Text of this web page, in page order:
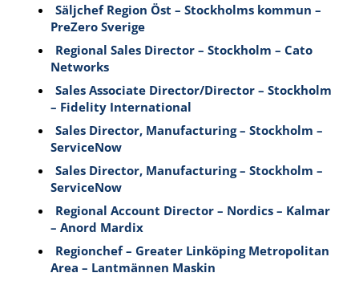
Säljchef Region Öst – Stockholms kommun –
PreZero Sverige
Regional Sales Director – Stockholm – Cato
Networks
Sales Associate Director/Director – Stockholm
– Fidelity International
Sales Director, Manufacturing – Stockholm –
ServiceNow
Sales Director, Manufacturing – Stockholm –
ServiceNow
Regional Account Director – Nordics – Kalmar
– Anord Mardix
Regionchef – Greater Linköping Metropolitan
Area – Lantmännen Maskin